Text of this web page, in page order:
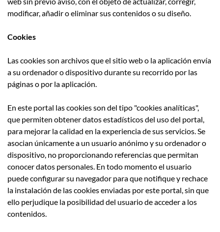
modificar, añadir o eliminar sus contenidos o su diseño.
Cookies
Las cookies son archivos que el sitio web o la aplicación envía
a su ordenador o dispositivo durante su recorrido por las
páginas o por la aplicación.
En este portal las cookies son del tipo "cookies analíticas",
que permiten obtener datos estadísticos del uso del portal,
para mejorar la calidad en la experiencia de sus servicios. Se
asocian únicamente a un usuario anónimo y su ordenador o
dispositivo, no proporcionando referencias que permitan
conocer datos personales. En todo momento el usuario
puede configurar su navegador para que notifique y rechace
la instalación de las cookies enviadas por este portal, sin que
ello perjudique la posibilidad del usuario de acceder a los
contenidos.